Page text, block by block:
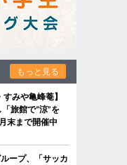
もっと見る
すみや亀峰菴】
旅館で“涼”を
末まで開催中
ープ、「サッカ